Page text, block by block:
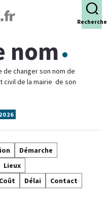
Recherche
nom
de changer son nom de
civil de la mairie de son
Démarche
Lieux
Coût Délai
Contact